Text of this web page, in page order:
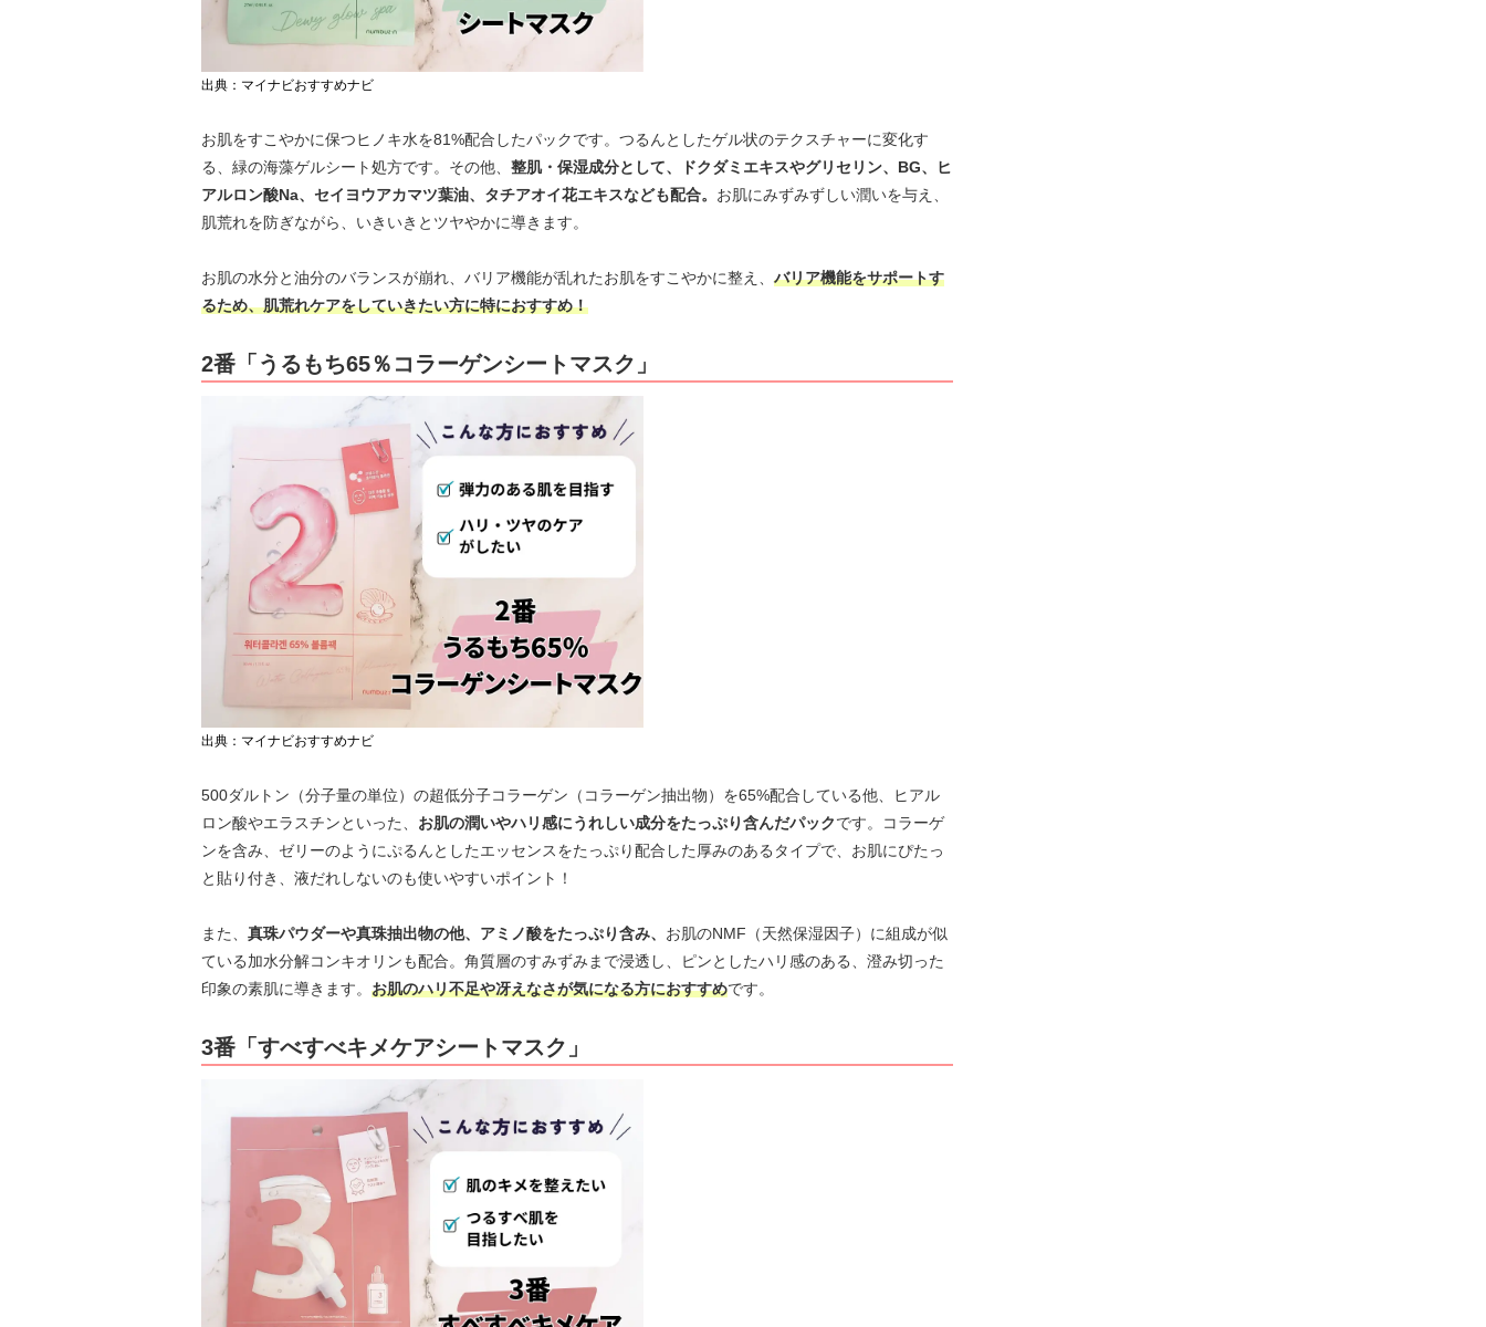
出典：マイナビおすすめナビ
お肌をすこやかに保つヒノキ水を81%配合したパックです。つるんとしたゲル状のテクスチャーに変化す
る、緑の海藻ゲルシート処方です。その他、 整肌・保湿成分として、ドクダミエキスやグリセリン、BG、ヒ
アルロン酸Na、セイヨウアカマツ葉油、タチアオイ花エキスなども配合。 お肌にみずみずしい潤いを与え、
肌荒れを防ぎながら、いきいきとツヤやかに導きます。
お肌の水分と油分のバランスが崩れ、バリア機能が乱れたお肌をすこやかに整え、 バリア機能をサポートす
るため、肌荒れケアをしていきたい方に特におすすめ！
2番「うるもち65％コラーゲンシートマスク」
出典：マイナビおすすめナビ
500ダルトン（分子量の単位）の超低分子コラーゲン（コラーゲン抽出物）を65%配合している他、ヒアル
ロン酸やエラスチンといった、 お肌の潤いやハリ感にうれしい成分をたっぷり含んだパックです。コラーゲ
ンを含み、ゼリーのようにぷるんとしたエッセンスをたっぷり配合した厚みのあるタイプで、お肌にぴたっ
と貼り付き、液だれしないのも使いやすいポイント！
また、 真珠パウダーや真珠抽出物の他、アミノ酸をたっぷり含み、 お肌のNMF（天然保湿因子）に組成が似
ている加水分解コンキオリンも配合。角質層のすみずみまで浸透し、ピンとしたハリ感のある、澄み切った
印象の素肌に導きます。 お肌のハリ不足や冴えなさが気になる方におすすめです。
3番「すべすべキメケアシートマスク」